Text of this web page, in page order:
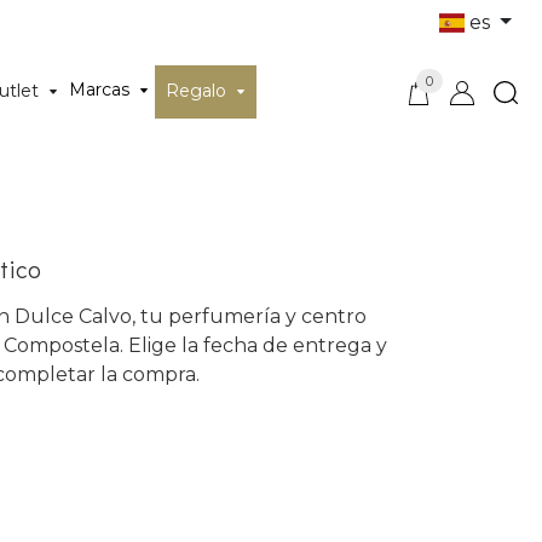
es
Marcas Regalo 0
Dulce Calvo, tu perfumería y centro
Elige la fecha de entrega y
la compra.